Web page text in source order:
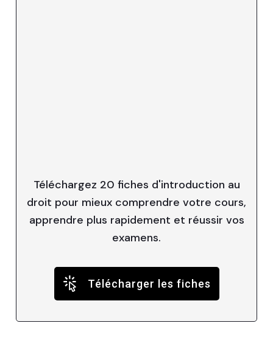
Téléchargez 20 fiches d'introduction au
droit pour mieux comprendre votre cours,
apprendre plus rapidement et réussir vos
examens.
Télécharger les fiches